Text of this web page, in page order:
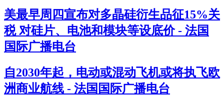
美最早周四宣布对多晶硅衍生品征15%关
税 对硅片、电池和模块等设底价 - 法国
国际广播电台
自2030年起，电动或混动飞机或将执飞欧
洲商业航线 - 法国国际广播电台